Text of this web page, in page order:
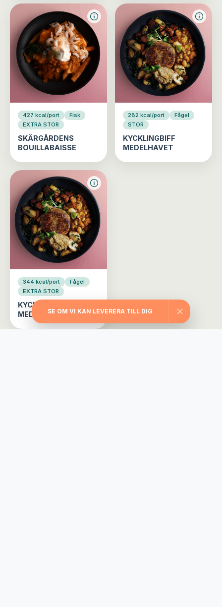
427 kcal/port
Fisk
EXTRA STOR
SKÄRGÅRDENS
BOUILLABAISSE
282 kcal/port
Fågel
STOR
KYCKLINGBIFF
MEDELHAVET
344 kcal/port
Fågel
EXTRA STOR
KYCKLINGBIFF
MEDELHAVETSE OM VI KAN LEVERERA TILL DIG